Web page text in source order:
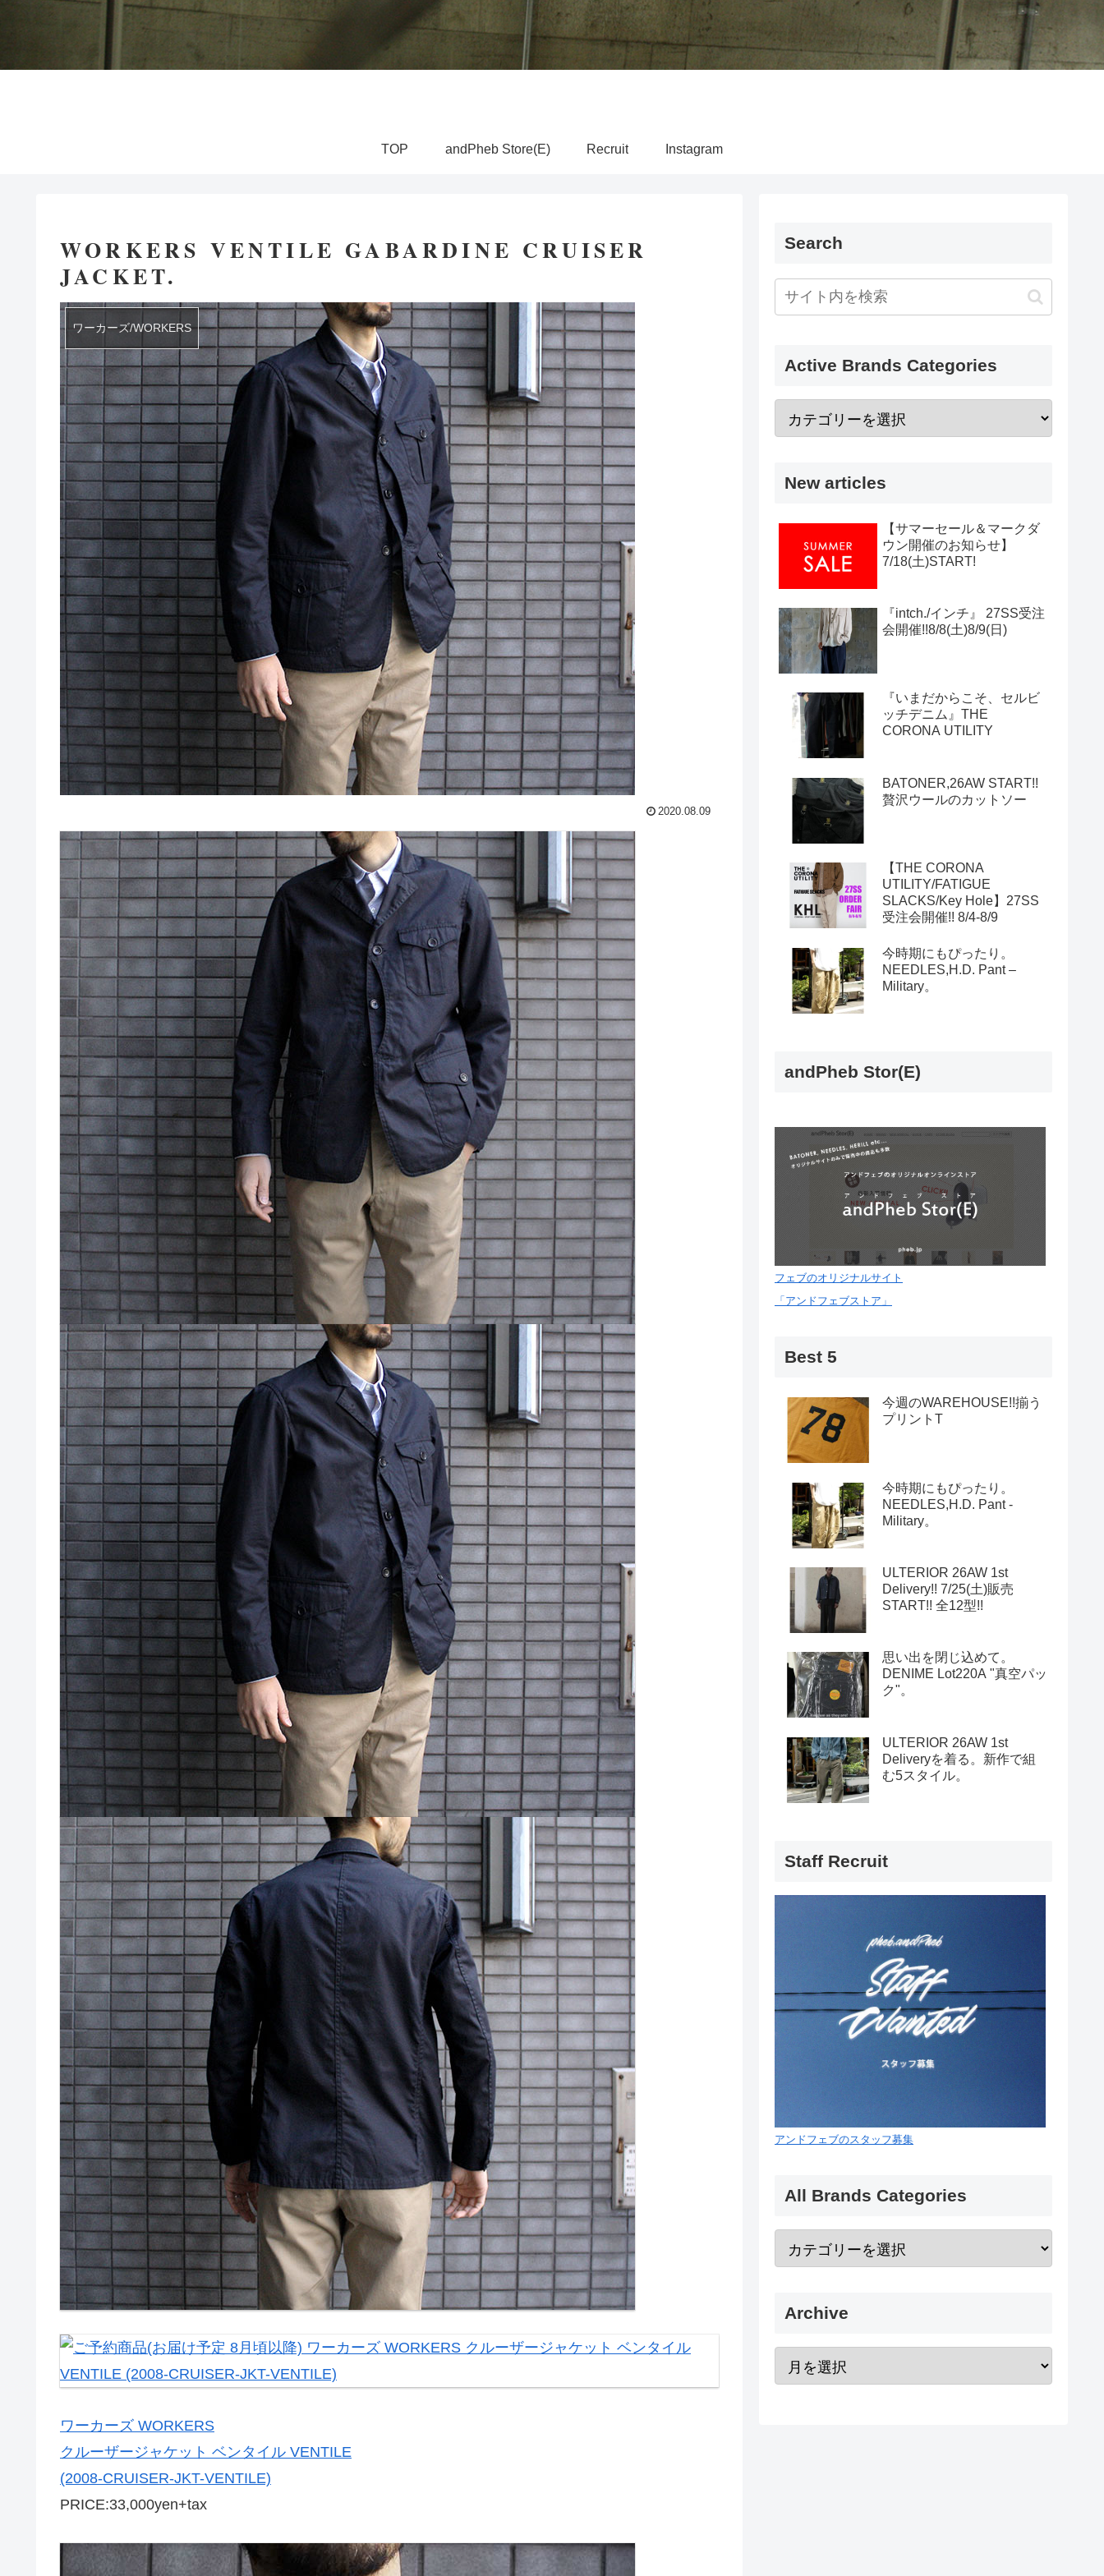
TOP andPheb Store(E) Recruit Instagram
WORKERS VENTILE GABARDINE CRUISER
JACKET.
ワーカーズ/WORKERS
2020.08.09
ワーカーズ WORKERS
クルーザージャケット ベンタイル VENTILE
(2008-CRUISER-JKT-VENTILE)
PRICE:33,000yen+tax
Search
Active Brands Categories
New articles
【サマーセール＆マークダ
ウン開催のお知らせ】
7/18(土)START!
『intch./インチ』 27SS受注
会開催!!8/8(土)8/9(日)
『いまだからこそ、セルビ
ッチデニム』THE
CORONA UTILITY
BATONER,26AW START!!
贅沢ウールのカットソー
【THE CORONA
UTILITY/FATIGUE
SLACKS/Key Hole】27SS
受注会開催!! 8/4-8/9
今時期にもぴったり。
NEEDLES,H.D. Pant –
Military。
andPheb Stor(E)
フェブのオリジナルサイト
「アンドフェブストア」
Best 5
今週のWAREHOUSE!!揃う
プリントT
今時期にもぴったり。
NEEDLES,H.D. Pant -
Military。
ULTERIOR 26AW 1st
Delivery!! 7/25(土)販売
START!! 全12型!!
思い出を閉じ込めて。
DENIME Lot220A "真空パッ
ク"。
ULTERIOR 26AW 1st
Deliveryを着る。新作で組
む5スタイル。
Staff Recruit
アンドフェブのスタッフ募集
All Brands Categories
Archive